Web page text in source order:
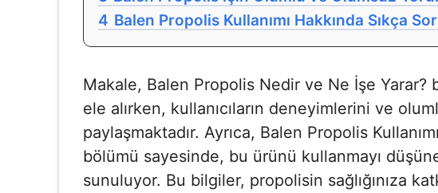
4 Balen Propolis Kullanımı Hakkında Sıkça
Makale, Balen Propolis Nedir ve Ne İşe Yarar?
ele alırken, kullanıcıların deneyimlerini ve
paylaşmaktadır. Ayrıca, Balen Propolis
bölümü sayesinde, bu ürünü kullanmayı
sunuluyor. Bu bilgiler, propolisin sağlığınıza